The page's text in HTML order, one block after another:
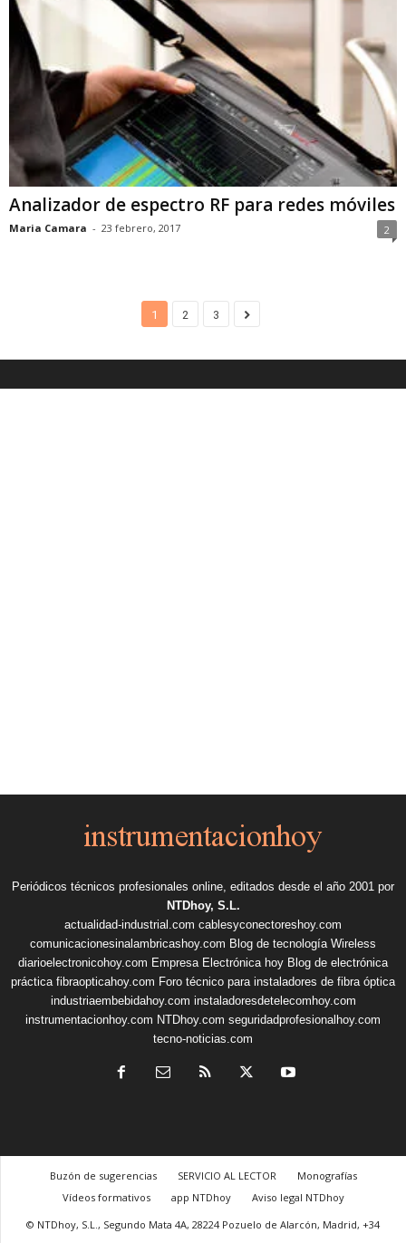
Analizador de espectro RF para redes móviles
Maria Camara - 23 febrero, 2017 2
1 2 3
Periódicos técnicos profesionales online, editados desde el año 2001 por
NTDhoy, S.L.
actualidad-industrial.com cablesyconectoreshoy.com
comunicacionesinalambricashoy.com Blog de tecnología Wireless
diarioelectronicohoy.com Empresa Electrónica hoy Blog de electrónica
práctica fibraopticahoy.com Foro técnico para instaladores de fibra óptica
industriaembebidahoy.com instaladoresdetelecomhoy.com
instrumentacionhoy.com NTDhoy.com seguridadprofesionalhoy.com
tecno-noticias.com
Buzón de sugerencias SERVICIO AL LECTOR
Monografías
Vídeos formativos
app NTDhoy
Aviso legal NTDhoy
© NTDhoy, S.L., Segundo Mata 4A, 28224 Pozuelo de Alarcón, Madrid, +34